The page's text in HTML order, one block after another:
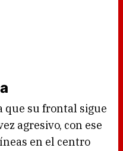
que su frontal sigue
agresivo, con ese
en el centro